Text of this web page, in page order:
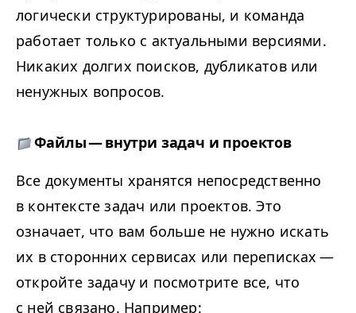
логически структурированы, и команда
работает только с актуальными версиями.
Никаких долгих поисков, дубликатов или
ненужных вопросов.
Файлы — внутри задач и проектов
Все документы хранятся непосредственно
в контексте задач или проектов. Это
означает, что вам больше не нужно искать
их в сторонних сервисах или переписках —
откройте задачу и посмотрите все, что
с ней связано. Например: